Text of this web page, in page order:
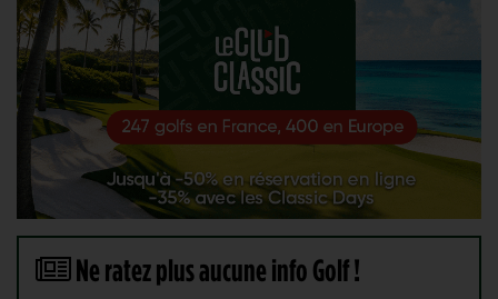
Ne ratez plus aucune info Golf !